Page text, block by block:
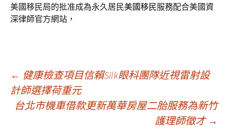
美國移民局的批准成為永久居民美國移民服務配合美國資
深律師官方網站，
文
章
← 健康檢查項目信賴Silk眼科團隊近視雷射設
計師選擇荷重元
台北市機車借款更新萬華房屋二胎服務為新竹
護理師徵才 →